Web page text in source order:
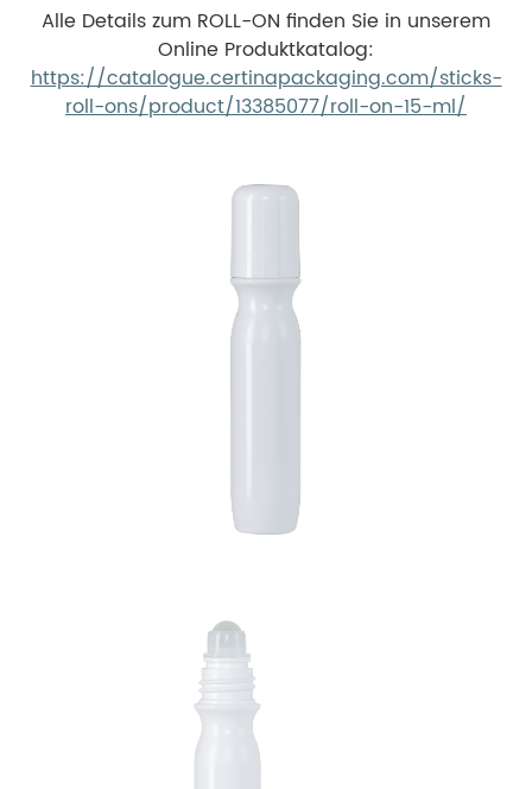
Alle Details zum ROLL-ON finden Sie in unserem
Online Produktkatalog:
https://catalogue.certinapackaging.com/sticks-
roll-ons/product/13385077/roll-on-15-ml/